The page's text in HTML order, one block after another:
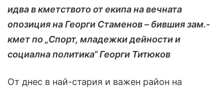
идва в кметството от екипа на вечната
опозиция на Георги Стаменов – бившия зам.-
кмет по „Спорт, младежки дейности и
социална политика“ Георги Титюков
От днес в най-стария и важен район на